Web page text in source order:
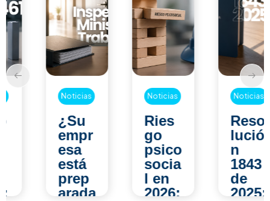
Noticias
empr
prep
arada
Noticias
Ries
psico
socia
2026:
Noticias
Reso
lució
1843
2025: